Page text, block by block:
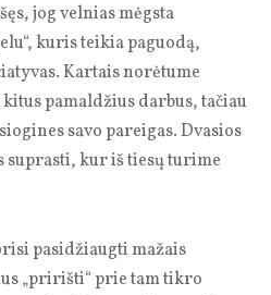
jog velnias mėgsta
kuris teikia paguodą,
Kartais norėtume
pamaldžius darbus, tačiau
savo pareigas. Dvasios
suprasti, kur iš tiesų turime
pasidžiaugti mažais
„pririšti“ prie tam tikro